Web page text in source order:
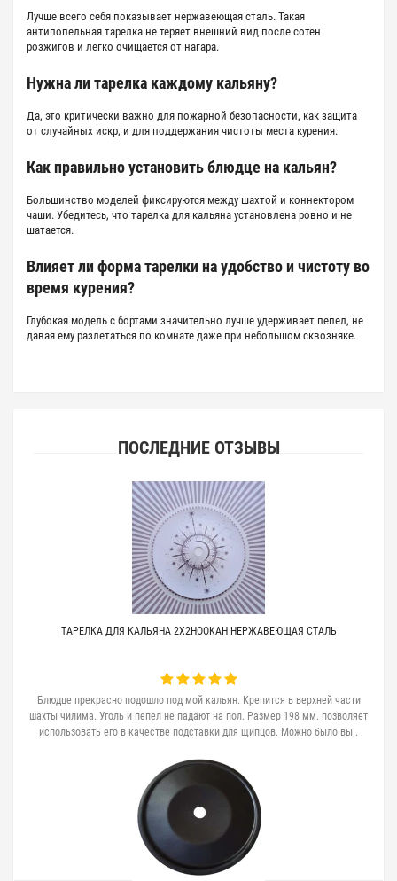
Лучше всего себя показывает нержавеющая сталь. Такая
антипопельная тарелка не теряет внешний вид после сотен
розжигов и легко очищается от нагара.
Нужна ли тарелка каждому кальяну?
Да, это критически важно для пожарной безопасности, как защита
от случайных искр, и для поддержания чистоты места курения.
Как правильно установить блюдце на кальян?
Большинство моделей фиксируются между шахтой и коннектором
чаши. Убедитесь, что тарелка для кальяна установлена ровно и не
шатается.
Влияет ли форма тарелки на удобство и чистоту во
время курения?
Глубокая модель с бортами значительно лучше удерживает пепел, не
давая ему разлетаться по комнате даже при небольшом сквозняке.
ПОСЛЕДНИЕ ОТЗЫВЫ
ТАРЕЛКА ДЛЯ КАЛЬЯНА 2X2HOOKAH НЕРЖАВЕЮЩАЯ СТАЛЬ
Блюдце прекрасно подошло под мой кальян. Крепится в верхней части
шахты чилима. Уголь и пепел не падают на пол. Размер 198 мм. позволяет
использовать его в качестве подставки для щипцов. Можно было вы..